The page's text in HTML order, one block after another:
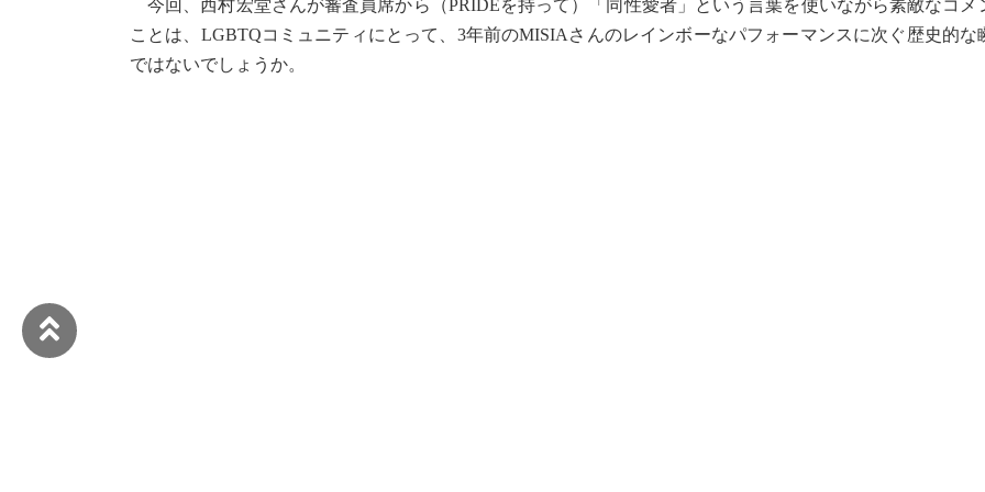
今回、西村宏堂さんが審査員席から（PRIDEを持って）「同性愛者」という言葉を使いながら素敵なコメ
ことは、LGBTQコミュニティにとって、3年前のMISIAさんのレインボーなパフォーマンスに次ぐ歴史的な
ではないでしょうか。